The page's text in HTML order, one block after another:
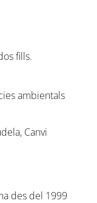
fills.
ambientals
Canvi
des del 1999